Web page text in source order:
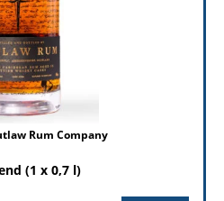
Rum Company
(1 x 0,7 l)